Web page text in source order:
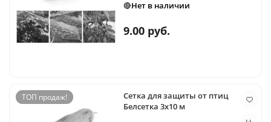
🔴Нет в наличии
9.00 руб.
ТОП продаж!
Сетка для защиты от птиц
Белсетка 3x10 м